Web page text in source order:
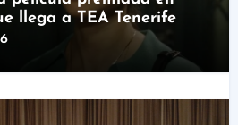
llega a TEA Tenerife